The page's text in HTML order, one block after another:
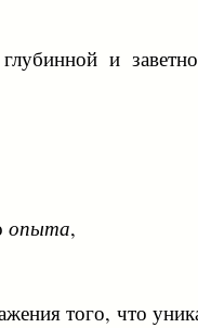
и
опыта,
того, что